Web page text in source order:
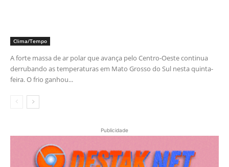
Clima/Tempo
A forte massa de ar polar que avança pelo Centro-Oeste continua
derrubando as temperaturas em Mato Grosso do Sul nesta quinta-
feira. O frio ganhou...
Publicidade